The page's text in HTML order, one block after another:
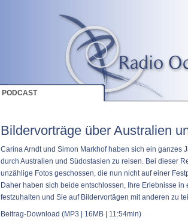
PODCAST
Bildervorträge über Australien
Carina Arndt und Simon Markhof haben sich ein ganzes
durch Australien und Südostasien zu reisen. Bei dieser
unzählige Fotos geschossen, die nun nicht auf einer
Daher haben sich beide entschlossen, Ihre Erlebnisse in
festzuhalten und Sie auf Bildervortägen mit anderen zu
Beitrag-Download (MP3 | 16MB | 11:54min)